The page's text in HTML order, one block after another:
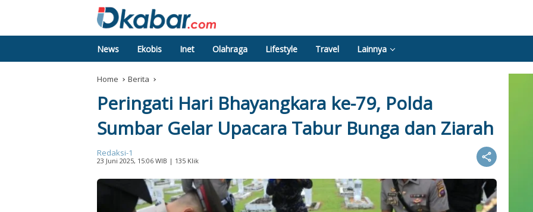
News Ekobis Inet Olahraga Lifestyle Travel Lainnya
Home Berita
Peringati Hari Bhayangkara ke-79, Polda
Sumbar Gelar Upacara Tabur Bunga dan Ziarah
Redaksi-1
23 Juni 2025, 15:06 WIB | 135 Klik